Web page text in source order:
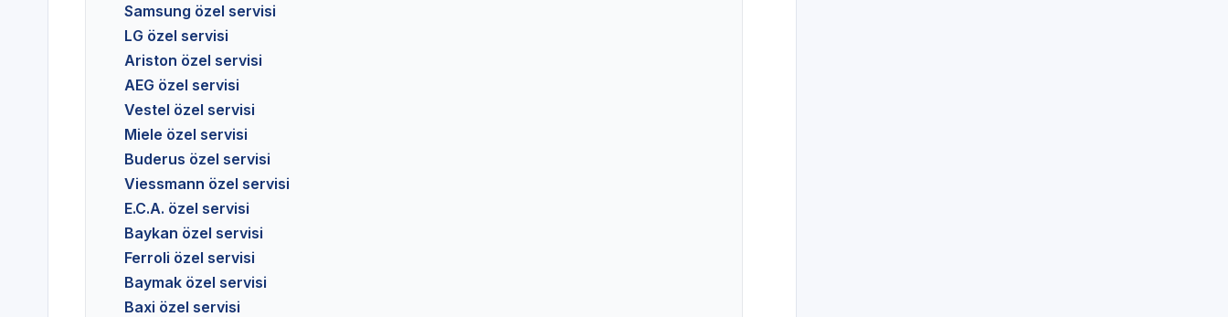
Samsung özel servisi
LG özel servisi
Ariston özel servisi
AEG özel servisi
Vestel özel servisi
Miele özel servisi
Buderus özel servisi
Viessmann özel servisi
E.C.A. özel servisi
Baykan özel servisi
Ferroli özel servisi
Baymak özel servisi
Baxi özel servisi